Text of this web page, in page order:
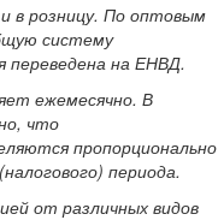
в розницу. По оптовым
систему
переведена на ЕНВД.
ежемесячно. В
что
пропорционально
периода.
от различных видов